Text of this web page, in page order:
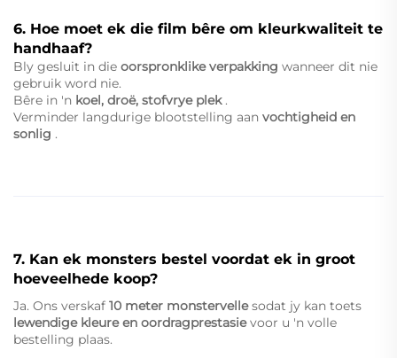
6. Hoe moet ek die film bêre om kleurkwaliteit te
handhaaf?
Bly gesluit in die oorspronklike verpakking wanneer dit nie
gebruik word nie.
Bêre in 'n koel, droë, stofvrye plek .
Verminder langdurige blootstelling aan vochtigheid en
sonlig .
7. Kan ek monsters bestel voordat ek in groot
hoeveelhede koop?
Ja. Ons verskaf 10 meter monstervellesodat jy kan toets
lewendige kleure en oordragprestasievoor u 'n volle
bestelling plaas.